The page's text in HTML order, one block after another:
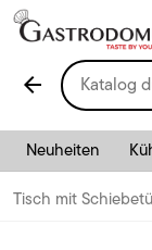
arrow_back
Neuheiten
Tisch mit